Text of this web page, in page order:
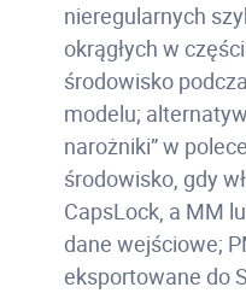
nieregularnych
okrągłych w
środowisko
modelu;
narożniki” w
środowisko, gdy
CapsLock, a MM
dane wejściowe;
eksportowane do